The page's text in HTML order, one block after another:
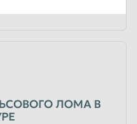
ЛОМА В